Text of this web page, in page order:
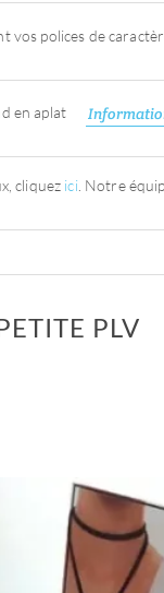
vos polices de
en aplat
cliquez ici. Notre
PLV